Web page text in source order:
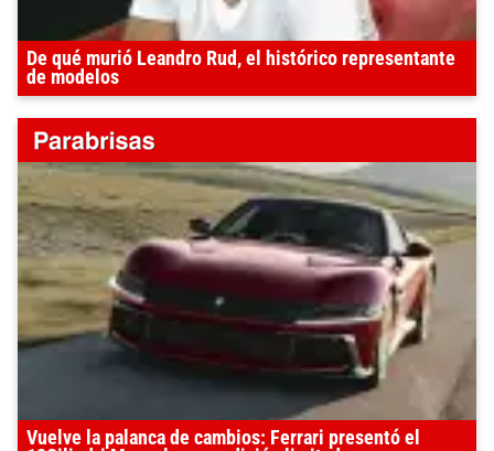
De qué murió Leandro Rud, el histórico representante
de modelos
Vuelve la palanca de cambios: Ferrari presentó el